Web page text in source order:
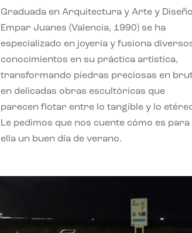
Graduada en Arquitectura y Arte y
Empar Juanes (Valencia, 1990) se ha
especializado en joyería y fusiona
conocimientos en su práctica artística,
transformando piedras preciosas en
en delicadas obras escultóricas que
parecen flotar entre lo tangible y lo
Le pedimos que nos cuente cómo es para
ella un buen día de verano.